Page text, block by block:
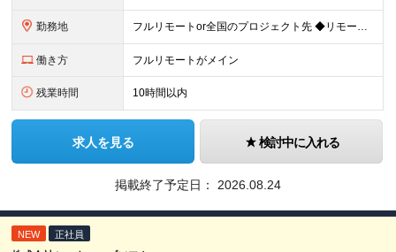
勤務地 フルリモートor全国のプロジェクト先 ◆リモート実施率93%（リモート／出社の頻度も自分で選べる） ◆UIターン歓迎！転勤なし ※(変更の範囲)上記を除く当社関連勤務地 ＼独立した評価機関による評価
働き方 フルリモートがメイン
残業時間 10時間以内
求人を見る 検討中に入れる
掲載終了予定日： 2026.08.24
NEW 正社員